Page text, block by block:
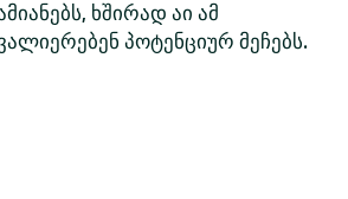
ხშირად აი ამ
პოტენციურ მეჩებს.